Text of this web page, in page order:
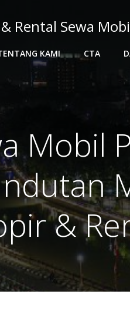
Rental Sewa
KAMI CTA
Mobil
&